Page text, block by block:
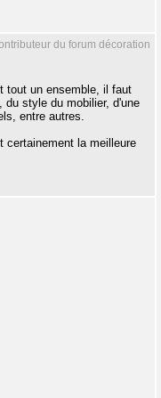
du forum décoration
tout un ensemble, il faut
du style du mobilier, d'une
entre autres.
certainement la meilleure